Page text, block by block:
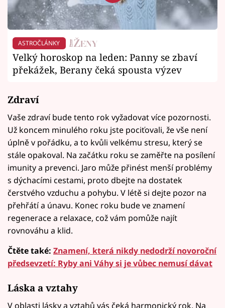
ASTROČLÁNKY
Velký horoskop na leden: Panny se zbaví
překážek, Berany čeká spousta výzev
Zdraví
Vaše zdraví bude tento rok vyžadovat více pozornosti.
Už koncem minulého roku jste pociťovali, že vše není
úplně v pořádku, a to kvůli velkému stresu, který se
stále opakoval. Na začátku roku se zaměřte na posílení
imunity a prevenci. Jaro může přinést menší problémy
s dýchacími cestami, proto dbejte na dostatek
čerstvého vzduchu a pohybu. V létě si dejte pozor na
přehřátí a únavu. Konec roku bude ve znamení
regenerace a relaxace, což vám pomůže najít
rovnováhu a klid.
Čtěte také: Znamení, která nikdy nedodrží novoroční
předsevzetí: Ryby ani Váhy si je vůbec nemusí dávat
Láska a vztahy
V oblasti lásky a vztahů vás čeká harmonický rok. Na